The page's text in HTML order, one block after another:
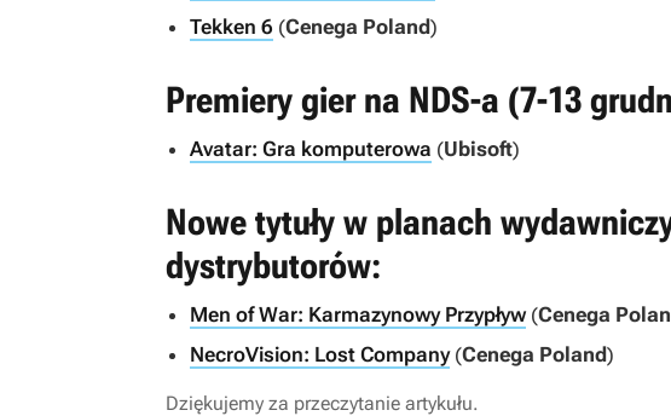
Tekken 6 (Cenega Poland)
Premiery gier na NDS-a (7-13
Avatar: Gra komputerowa (Ubisoft)
Nowe tytuły w planach
dystrybutorów:
Men of War: Karmazynowy Przypływ(Cenega
NecroVision: Lost Company(Cenega Poland)
Dziękujemy za przeczytanie artykułu.